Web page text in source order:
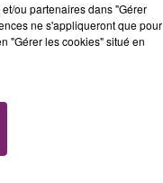
ou partenaires dans "Gérer
ne s'appliqueront que pour
"Gérer les cookies" situé en